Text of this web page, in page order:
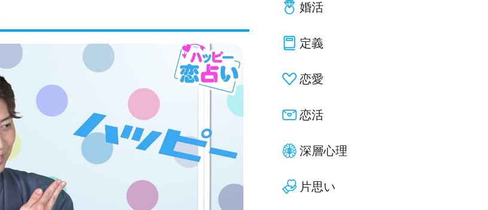
婚活
定義
恋愛
恋活
深層心理
片思い